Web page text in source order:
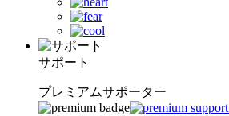
サポート
プレミアムサポーター